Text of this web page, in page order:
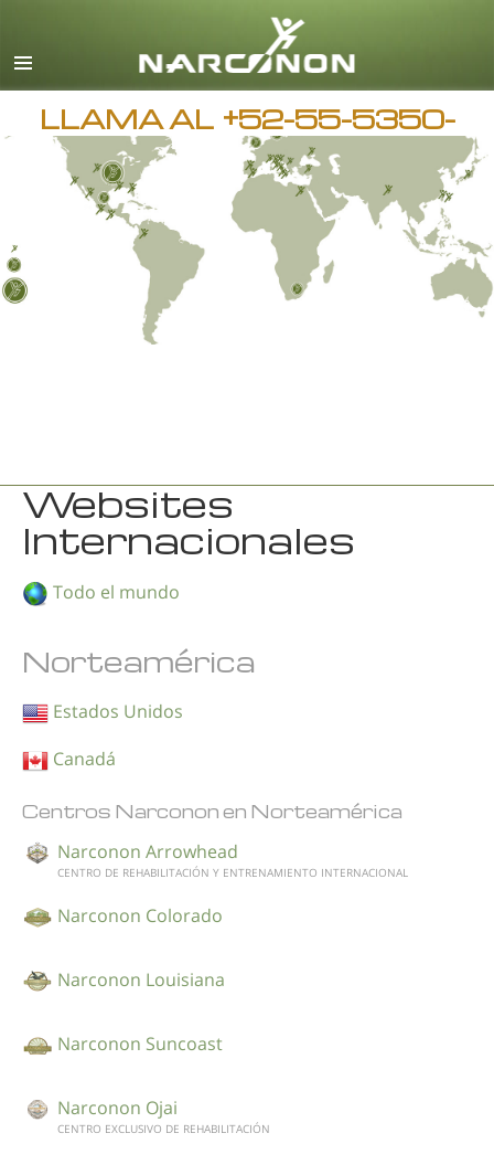
Español
Inglés
Todas las Regiones/Idiomas
LLAMA AL +52-55-5350-
9083
Websites
Internacionales
Todo el mundo
Norteamérica
Estados Unidos
Canadá
Centros Narconon en Norteamérica
Narconon Arrowhead
CENTRO DE REHABILITACIÓN Y ENTRENAMIENTO INTERNACIONAL
Narconon Colorado
Narconon Louisiana
Narconon Suncoast
Narconon Ojai
CENTRO EXCLUSIVO DE REHABILITACIÓN